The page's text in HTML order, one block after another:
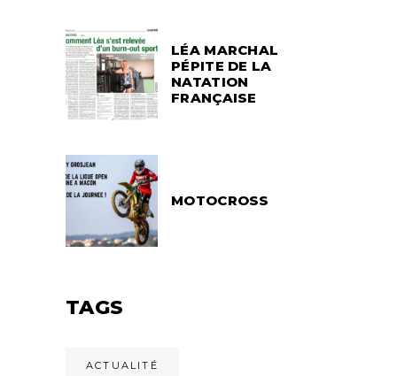
LÉA MARCHAL
PÉPITE DE LA
NATATION
FRANÇAISE
MOTOCROSS
TAGS
ACTUALITÉ